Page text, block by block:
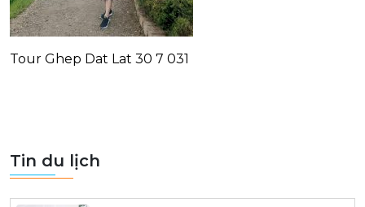
Tour Ghep Dat Lat 30 7 031
Tin du lịch